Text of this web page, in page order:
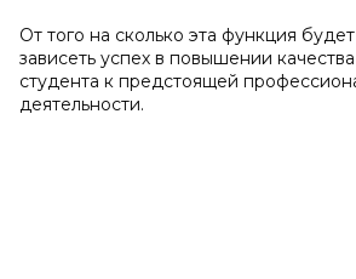
От того на сколько эта функция
зависеть успех в повышении
студента к предстоящей
деятельности.